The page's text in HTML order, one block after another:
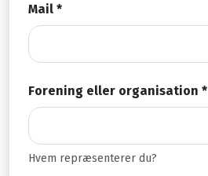
Mail *
Forening eller organisation *
Hvem repræsenterer du?